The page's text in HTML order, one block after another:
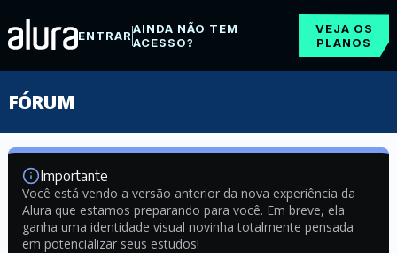
ENTRARAINDA NÃO TEM
ACESSO?
VEJA OS
PLANOS
FÓRUM
Importante
Você está vendo a versão anterior da nova experiência da
Alura que estamos preparando para você. Em breve, ela
ganha uma identidade visual novinha totalmente pensada
em potencializar seus estudos!